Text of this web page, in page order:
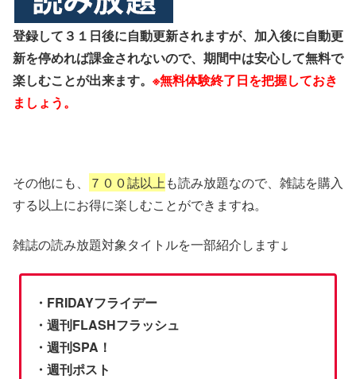
登録して３１日後に自動更新されますが、加入後に自動更
新を停めれば課金されないので、期間中は安心して無料で
楽しむことが出来ます。 ※無料体験終了日を把握しておき
ましょう。
その他にも、 ７００誌以上も読み放題なので、雑誌を購入
する以上にお得に楽しむことができますね。
雑誌の読み放題対象タイトルを一部紹介します↓
・FRIDAYフライデー
・週刊FLASHフラッシュ
・週刊SPA！
・週刊ポスト